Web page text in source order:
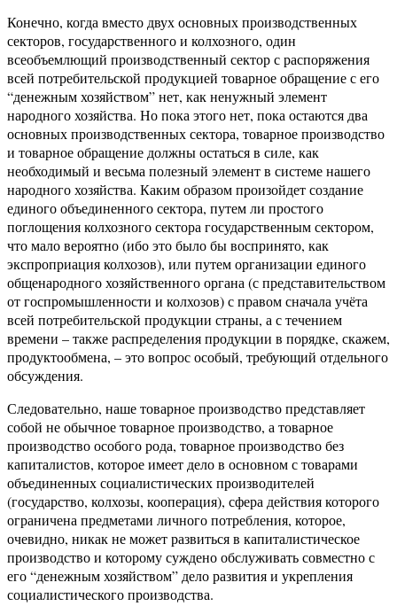
Конечно, когда вместо двух основных производственных
секторов, государственного и колхозного, один
всеобъемлющий производственный сектор с распоряжения
всей потребительской продукцией товарное обращение с его
“денежным хозяйством” нет, как ненужный элемент
народного хозяйства. Но пока этого нет, пока остаются два
основных производственных сектора, товарное производство
и товарное обращение должны остаться в силе, как
необходимый и весьма полезный элемент в системе нашего
народного хозяйства. Каким образом произойдет создание
единого объединенного сектора, путем ли простого
поглощения колхозного сектора государственным сектором,
что мало вероятно (ибо это было бы воспринято, как
экспроприация колхозов), или путем организации единого
общенародного хозяйственного органа (с представительством
от госпромышленности и колхозов) с правом сначала учёта
всей потребительской продукции страны, а с течением
времени – также распределения продукции в порядке, скажем,
продуктообмена, – это вопрос особый, требующий отдельного
обсуждения.
Следовательно, наше товарное производство представляет
собой не обычное товарное производство, а товарное
производство особого рода, товарное производство без
капиталистов, которое имеет дело в основном с товарами
объединенных социалистических производителей
(государство, колхозы, кооперация), сфера действия которого
ограничена предметами личного потребления, которое,
очевидно, никак не может развиться в капиталистическое
производство и которому суждено обслуживать совместно с
его “денежным хозяйством” дело развития и укрепления
социалистического производства.